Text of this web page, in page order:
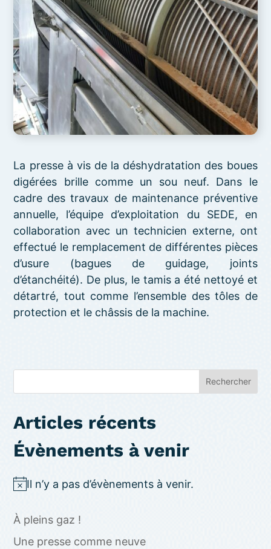
La presse à vis de la déshydratation des boues
digérées brille comme un sou neuf. Dans le
cadre des travaux de maintenance préventive
annuelle, l’équipe d’exploitation du SEDE, en
collaboration avec un technicien externe, ont
effectué le remplacement de différentes pièces
d’usure (bagues de guidage, joints
d’étanchéité). De plus, le tamis a été nettoyé et
détartré, tout comme l’ensemble des tôles de
protection et le châssis de la machine.
Rechercher
Articles récents
Évènements à venir
N
t
i
Il n’y a pas d’évènements à venir.
À pleins gaz !
Une presse comme neuve